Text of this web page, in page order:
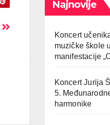
Najnovije
Koncert
muzičke škole
manifestacije
Koncert Jurija
5.
harmonike